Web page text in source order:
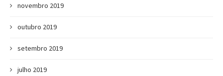
novembro 2019
outubro 2019
setembro 2019
julho 2019